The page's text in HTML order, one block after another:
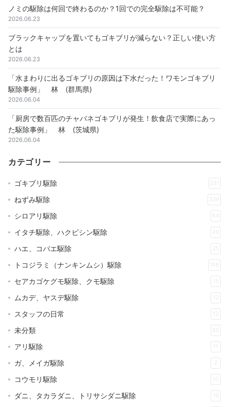
ノミの駆除は何回で終わるのか？1回での完全駆除は不可能？
2026.06.23
ブラックキャップを置いてもゴキブリが減らない？正しい使い方
とは
2026.06.23
「水まわりに出るゴキブリの原因は下水だった！ワモンゴキブリ
駆除事例」 林 (群馬県)
2026.06.04
「厨房で数百匹のチャバネゴキブリが発生！飲食店で実際にあっ
た駆除事例」 林 (茨城県)
2026.06.04
カテゴリー
ゴキブリ駆除 231
ねずみ駆除 329
シロアリ駆除 64
イタチ駆除、ハクビシン駆除 49
ハエ、コバエ駆除 25
トコジラミ（ナンキンムシ）駆除 168
セアカゴケグモ駆除、クモ駆除 15
ムカデ、ヤスデ駆除 12
スタッフの日常 13
未分類 80
アリ駆除
ガ、メイガ駆除 2
コウモリ駆除 10
ダニ、タカラダニ、トリサシダニ駆除 15